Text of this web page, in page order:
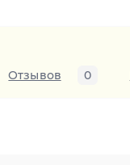
Отзывов 0